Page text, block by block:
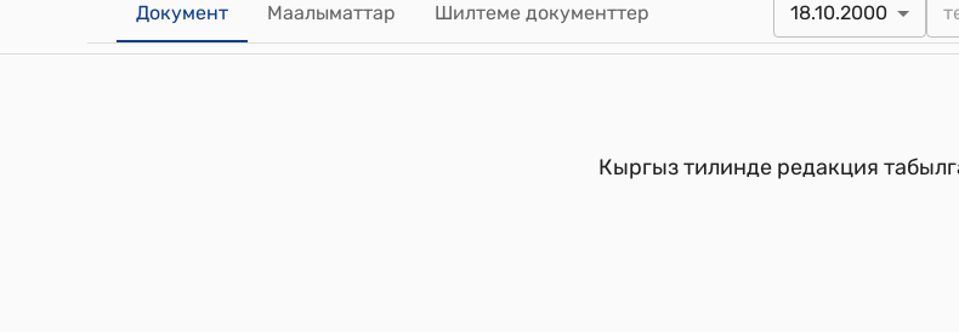
Документ Маалыматтар Шилтеме документтер 18.10.2000
Кыргыз тилинде редакция